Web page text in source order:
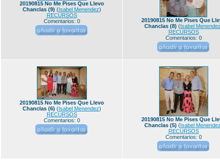
20190815 No Me Pises Que Llevo
Chanclas (9) (Isabel Menendez)
RECURSOS
Comentarios: 0
20190815 No Me Pises Que
Chanclas (8) (Isabel Menendez
RECURSOS
Comentarios: 0
20190815 No Me Pises Que Llevo
Chanclas (6) (Isabel Menendez)
RECURSOS
Comentarios: 0
20190815 No Me Pises Que
Chanclas (5) (Isabel Menendez
RECURSOS
Comentarios: 0